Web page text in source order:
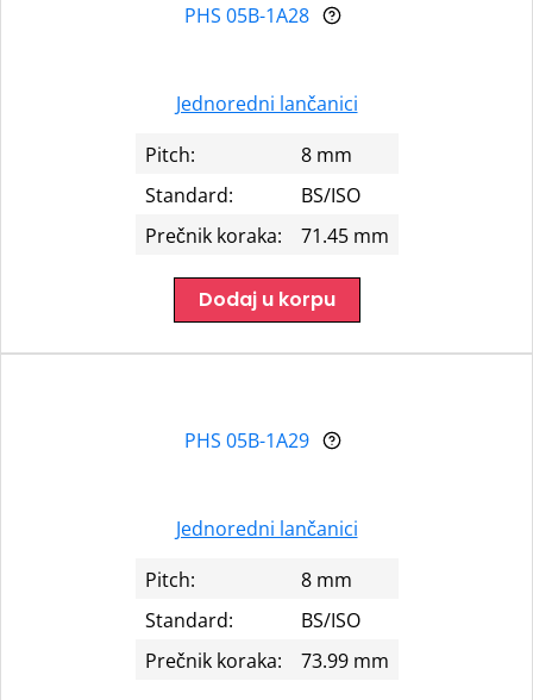
PHS 05B-1A28
Jednoredni lančanici
Pitch:
8 mm
Standard:
BS/ISO
Prečnik koraka:
71.45 mm
Dodaj u korpu
PHS 05B-1A29
Jednoredni lančanici
Pitch:
8 mm
Standard:
BS/ISO
Prečnik koraka:
73.99 mm